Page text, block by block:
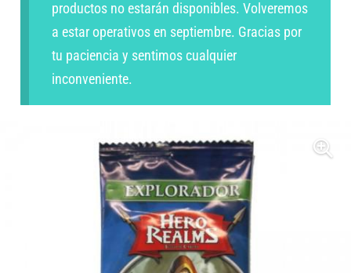
productos no estarán disponibles. Volveremos
a estar operativos en septiembre. Gracias por
tu paciencia y sentimos cualquier
inconveniente.